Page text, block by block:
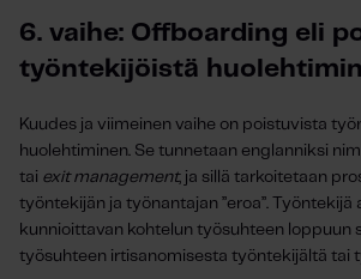
6. vaihe: Offboarding eli
työntekijöistä
Kuudes ja viimeinen vaihe on poistuvista
huolehtiminen. Se tunnetaan englanniksi
tai exit management, ja sillä tarkoitetaan
työntekijän ja työnantajan ”eroa”. Työntekijä
kunnioittavan kohtelun työsuhteen loppuun
työsuhteen irtisanomisesta työntekijältä tai